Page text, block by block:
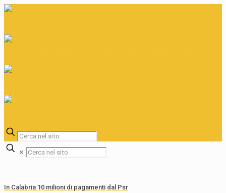
✕
In Calabria 10 milioni di pagamenti dal Psr